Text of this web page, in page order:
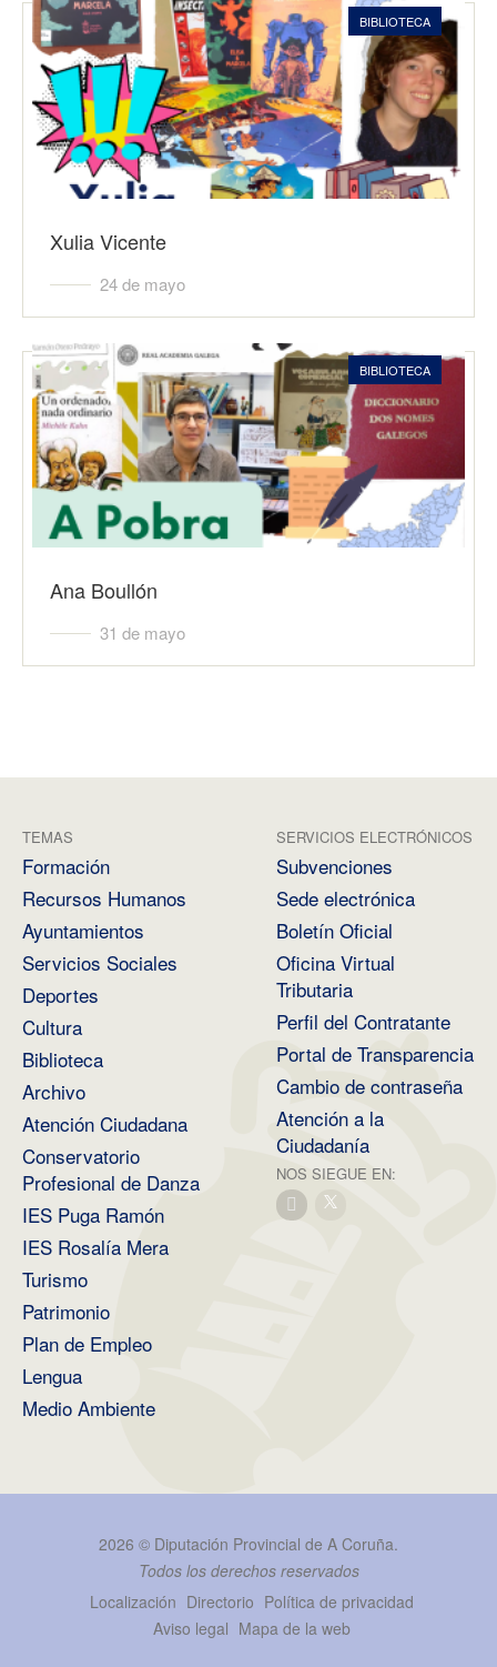
BIBLIOTECA
Xulia Vicente
24 de mayo
BIBLIOTECA
Ana Boullón
31 de mayo
TEMAS
Formación
Recursos Humanos
Ayuntamientos
Servicios Sociales
Deportes
Cultura
Biblioteca
Archivo
Atención Ciudadana
Conservatorio
Profesional de Danza
IES Puga Ramón
IES Rosalía Mera
Turismo
Patrimonio
Plan de Empleo
Lengua
Medio Ambiente
SERVICIOS ELECTRÓNICOS
Subvenciones
Sede electrónica
Boletín Oficial
Oficina Virtual
Tributaria
Perfil del Contratante
Portal de Transparencia
Cambio de contraseña
Atención a la
Ciudadanía
NOS SIEGUE EN:
2026 © Diputación Provincial de A Coruña.
Todos los derechos reservados
Localización Directorio Política de privacidad
Aviso legal Mapa de la web